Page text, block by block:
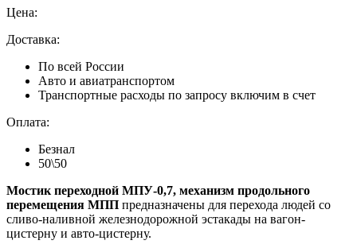
Цена:
Доставка:
По всей России
Авто и авиатранспортом
Транспортные расходы по запросу включим в счет
Оплата:
Безнал
50\50
Мостик переходной МПУ-0,7, механизм продольного
перемещения МПП предназначены для перехода людей со
сливо-наливной железнодорожной эстакады на вагон-
цистерну и авто-цистерну.